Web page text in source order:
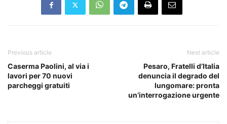
Previous article
Caserma Paolini, al via i
lavori per 70 nuovi
parcheggi gratuiti
Next article
Pesaro, Fratelli d’Italia
denuncia il degrado del
lungomare: pronta
un’interrogazione urgente